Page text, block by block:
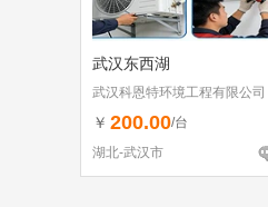
武汉东西湖
武汉科恩特环境工程有限公司
￥ 200.00/台
湖北-武汉市